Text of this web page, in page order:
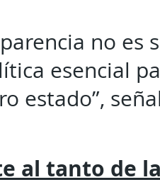
no
esencial
estado”,
al tanto de la